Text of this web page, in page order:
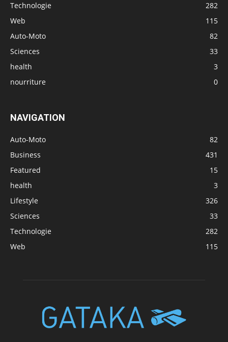
Technologie
282
Web
115
Auto-Moto
82
Sciences
33
health
3
nourriture
0
NAVIGATION
Auto-Moto
82
Business
431
Featured
15
health
3
Lifestyle
326
Sciences
33
Technologie
282
Web
115